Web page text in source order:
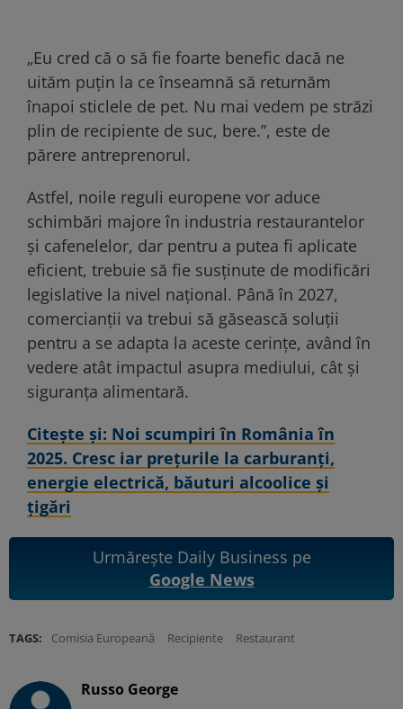
„Eu cred că o să fie foarte benefic dacă ne
uităm puțin la ce înseamnă să returnăm
înapoi sticlele de pet. Nu mai vedem pe străzi
plin de recipiente de suc, bere.”, este de
părere antreprenorul.
Astfel, noile reguli europene vor aduce
schimbări majore în industria restaurantelor
și cafenelelor, dar pentru a putea fi aplicate
eficient, trebuie să fie susținute de modificări
legislative la nivel național. Până în 2027,
comercianții va trebui să găsească soluții
pentru a se adapta la aceste cerințe, având în
vedere atât impactul asupra mediului, cât și
siguranța alimentară.
Citeşte şi: Noi scumpiri în România în
2025. Cresc iar preţurile la carburanţi,
energie electrică, băuturi alcoolice şi
ţigări
Urmărește Daily Business pe
Google News
TAGS: Comisia Europeană Recipiente Restaurant
Russo George